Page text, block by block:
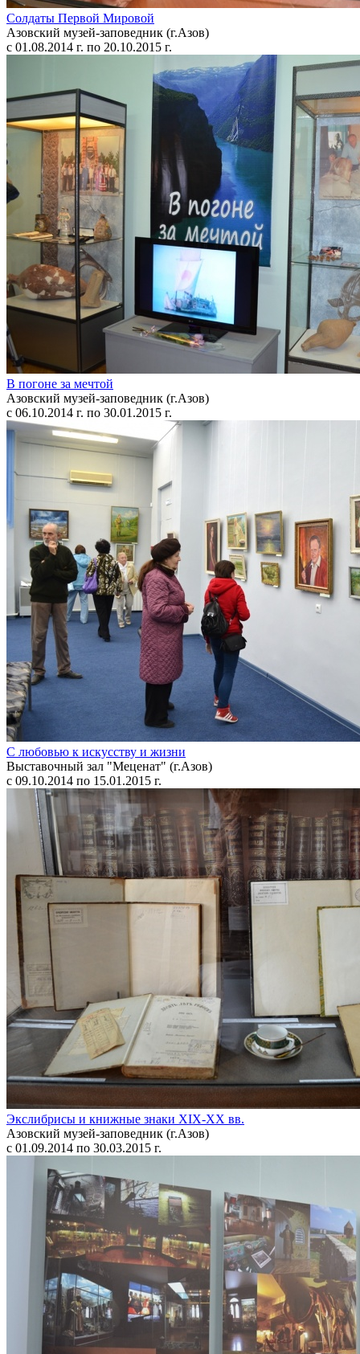
Солдаты Первой Мировой
Азовский музей-заповедник (г.Азов)
с 01.08.2014 г. по 20.10.2015 г.
В погоне за мечтой
Азовский музей-заповедник (г.Азов)
с 06.10.2014 г. по 30.01.2015 г.
С любовью к искусству и жизни
Выставочный зал "Меценат" (г.Азов)
с 09.10.2014 по 15.01.2015 г.
Экслибрисы и книжные знаки XIX-XX вв.
Азовский музей-заповедник (г.Азов)
с 01.09.2014 по 30.03.2015 г.